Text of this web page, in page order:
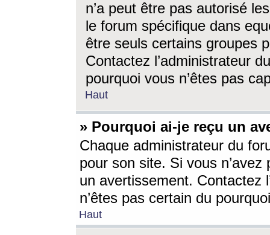
n’a peut être pas autorisé
le forum spécifique dans
être seuls certains groupes
Contactez l’administrateur
pourquoi vous n’êtes pas
Haut
» Pourquoi ai-je reçu un
Chaque administrateur du
pour son site. Si vous
un avertissement. Contactez
n’êtes pas certain du
Haut